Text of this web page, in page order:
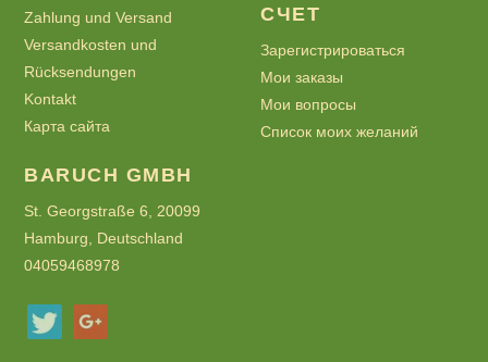
Zahlung und Versand
Versandkosten und
Rücksendungen
Kontakt
Карта сайта
СЧЕТ
Зарегистрироваться
Мои заказы
Мои вопросы
Список моих желаний
BARUCH GMBH
St. Georgstraße 6, 20099
Hamburg, Deutschland
04059468978